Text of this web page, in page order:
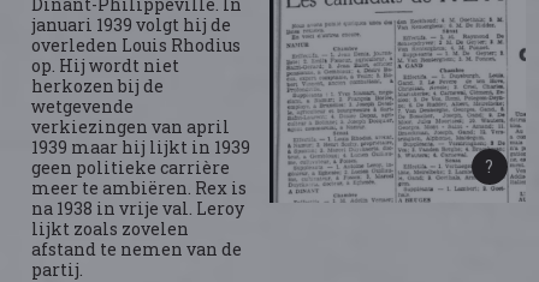
januari 1939 volgt hij de
overleden Louis Rhodius
op. Hij wordt niet
herkozen bij de
wetgevende
verkiezingen van april
1939 maar hij lijkt in 1939
geen politieke carrière
meer te ambiëren. Rex is
na 1938 in vrije val. Leroy
lijkt zoals zovelen
afstand te nemen van de
partij.